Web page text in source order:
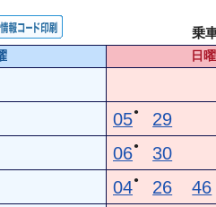
乗
日
05● 29
06● 30
04● 26 46